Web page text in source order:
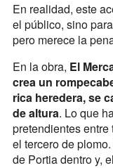
En realidad, este
el público, sino
pero merece la
En la obra, El
crea un
rica heredera, se
de altura. Lo que
pretendientes entre
el tercero de
de Portia dentro y,